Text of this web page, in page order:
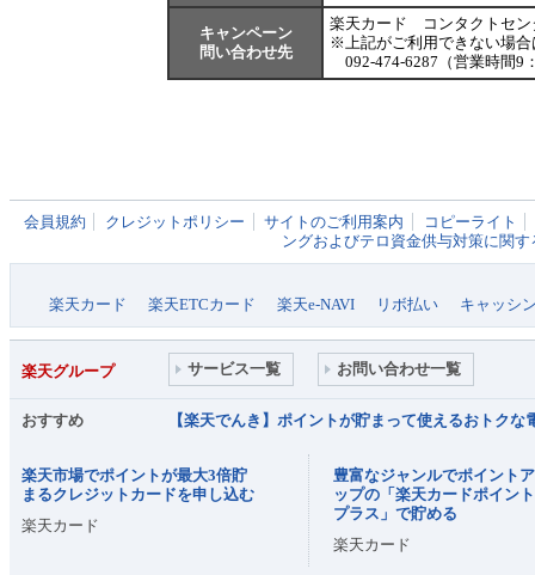
キャンペーン
問い合わせ先
楽天カード コンタクトセン
※ 上記がご利用できない場
092-474-6287（営業時間9
会員規約 クレジットポリシー サイトのご利用案内
コピーライト
ングおよびテロ資金供与対策に関
楽天カード
楽天ETCカード 楽天e-NAVI リボ払い キャッシ
楽天グループ サービス一覧 お問い合わせ一覧
おすすめ 【楽天でんき】ポイントが貯まって使えるおトクな
楽天市場でポイントが最大3倍貯
まるクレジットカードを申し込む
楽天カード
豊富なジャンルでポイントア
ップの「楽天カードポイント
プラス」で貯める
楽天カード